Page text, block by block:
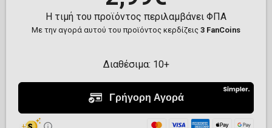
Η τιμή του προϊόντος περιλαμβάνει ΦΠΑ
Με την αγορά αυτού του προϊόντος κερδίζεις 3 FanCoins
Διαθέσιμα: 10+